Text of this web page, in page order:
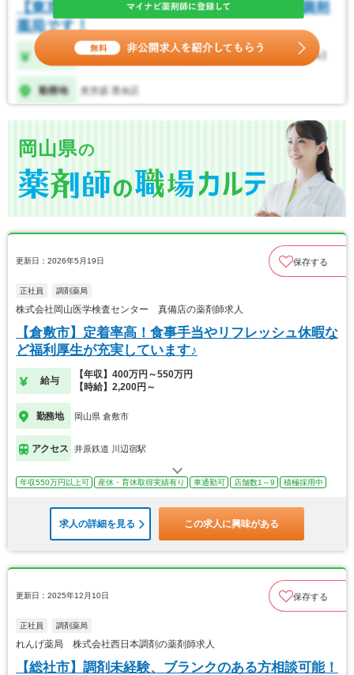
岡山県の
更新日：2026年5月19日 保存する
正社員 調剤薬局
株式会社岡山医学検査センター 真備店の薬剤師求人
【倉敷市】定着率高！食事手当やリフレッシュ休暇な
ど福利厚生が充実しています♪
給与
【年収】400万円～550万円
【時給】2,200円～
勤務地 岡山県 倉敷市
アクセス 井原鉄道 川辺宿駅
年収550万円以上可 産休・育休取得実績有り 車通勤可 店舗数1～9 積極採用中
求人の詳細を見る この求人に興味がある
更新日：2025年12月10日 保存する
正社員 調剤薬局
れんげ薬局 株式会社西日本調剤の薬剤師求人
【総社市】調剤未経験、ブランクのある方相談可能！